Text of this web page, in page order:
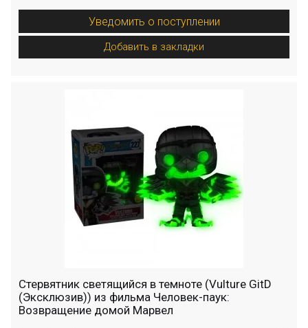
Уведомить о поступлении
Добавить в закладки
Стервятник светящийся в темноте (Vulture GitD
(Эксклюзив)) из фильма Человек-паук:
Возвращение домой Марвел